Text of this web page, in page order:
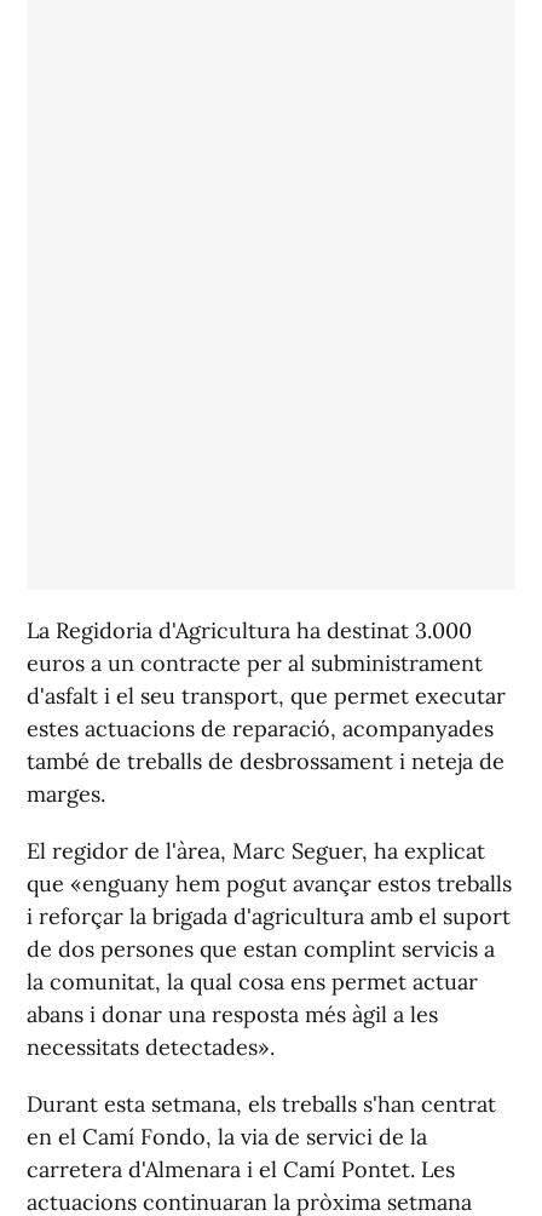
La Regidoria d'Agricultura ha destinat 3.000
euros a un contracte per al subministrament
d'asfalt i el seu transport, que permet executar
estes actuacions de reparació, acompanyades
també de treballs de desbrossament i neteja de
marges.
El regidor de l'àrea, Marc Seguer, ha explicat
que «enguany hem pogut avançar estos treballs
i reforçar la brigada d'agricultura amb el suport
de dos persones que estan complint servicis a
la comunitat, la qual cosa ens permet actuar
abans i donar una resposta més àgil a les
necessitats detectades».
Durant esta setmana, els treballs s'han centrat
en el Camí Fondo, la via de servici de la
carretera d'Almenara i el Camí Pontet. Les
actuacions continuaran la pròxima setmana